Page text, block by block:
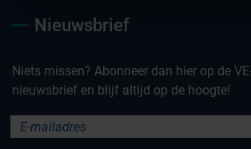
Nieuwsbrief
Niets missen? Abonneer dan hier op de
nieuwsbrief en blijf altijd op de hoogte!